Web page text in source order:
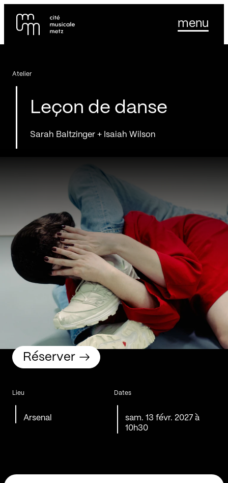
Se rendre au
Contenu principal
menu
Leçon de danse
Sarah Baltzinger + Isaiah Wilson
Atelier
Lieu
Arsenal
Dates
sam. 13 févr. 2027 à
10h30
Réserver